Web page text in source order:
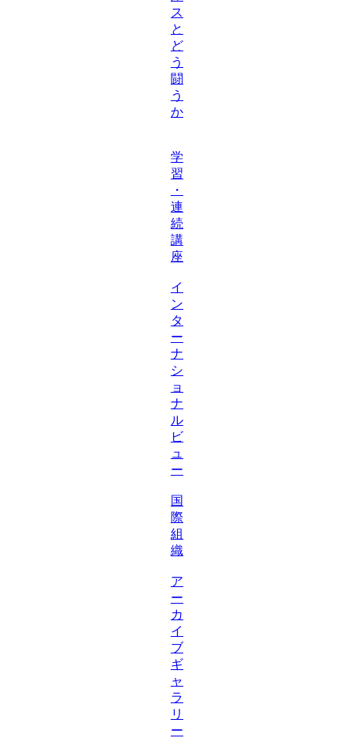
ス
と
ど
う
闘
う
か
学
習
・
連
続
講
座
イ
ン
タ
ー
ナ
シ
ョ
ナ
ル
ビ
ュ
ー
国
際
組
織
ア
ー
カ
イ
ブ
ギ
ャ
ラ
リ
ー